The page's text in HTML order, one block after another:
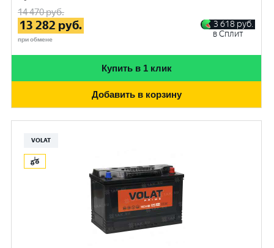
14 470руб.
13 282 руб.
при обмене
3 618 руб.
в Сплит
Купить в 1 клик
Добавить в корзину
VOLAT